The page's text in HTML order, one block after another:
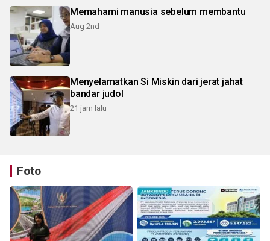
Memahami manusia sebelum membantu
Aug 2nd
Menyelamatkan Si Miskin dari jerat jahat
bandar judol
21 jam lalu
Foto